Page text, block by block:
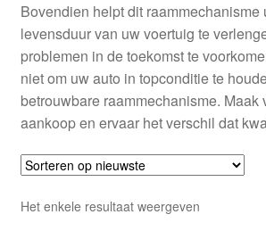
Winkelwagen
Bovendien helpt dit raammechanisme
levensduur van uw voertuig te
problemen in de toekomst te
niet om uw auto in topconditie te
betrouwbare raammechanisme. Maak
aankoop en ervaar het verschil dat
Het enkele resultaat weergeven